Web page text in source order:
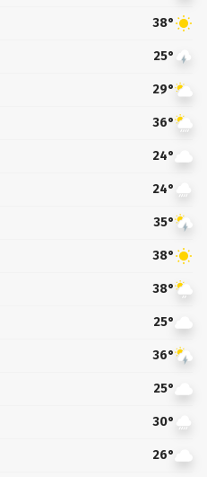
38°
25°
29°
36°
24°
24°
35°
38°
38°
25°
36°
25°
30°
26°